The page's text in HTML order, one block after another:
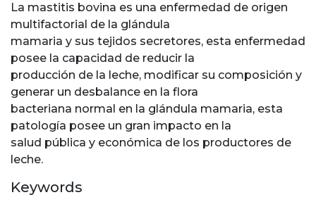
La mastitis bovina es una enfermedad de origen
multifactorial de la glándula
mamaria y sus tejidos secretores, esta enfermedad
posee la capacidad de reducir la
producción de la leche, modificar su composición y
generar un desbalance en la flora
bacteriana normal en la glándula mamaria, esta
patología posee un gran impacto en la
salud pública y económica de los productores de
leche.
Keywords